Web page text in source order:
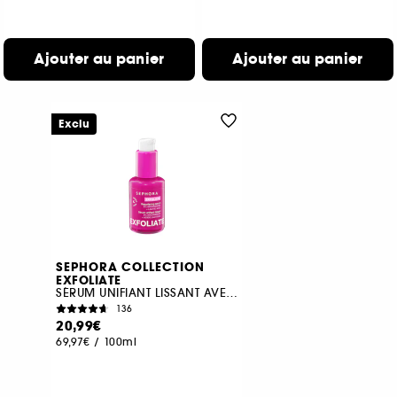
Ajouter au panier Ajouter au panier
SEPHORA COLLECTION
EXFOLIATE
SÉRUM UNIFIANT LISSANT AVEC 5% NIACINAMIDE + ACIDE LACTIQUE
136
20,99€
69,97€ / 100ml
Exclu